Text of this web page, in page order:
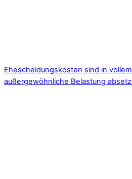
Ehescheidungskosten sind in
außergewöhnliche Belastung